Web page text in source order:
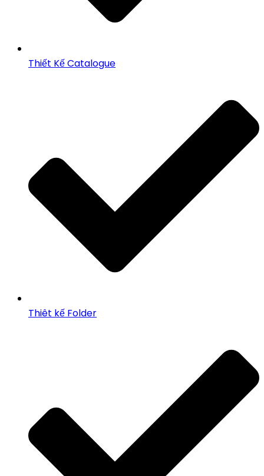
Thiết Kế Catalogue
Thiêt kế Folder